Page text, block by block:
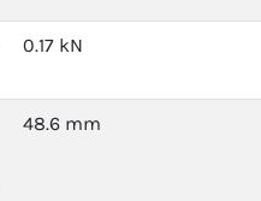
0.17 kN
48.6 mm